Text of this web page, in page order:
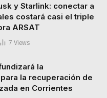
y Starlink: conectar a
costará casi el triple
ARSAT
7 Views
la
la recuperación de
en Corrientes